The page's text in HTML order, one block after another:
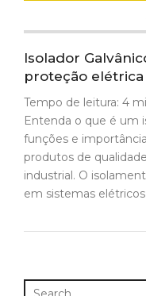
Isolador
proteção
Tempo de leitura: 4
Entenda o que é um
funções e
produtos de
industrial. O
em sistemas elétricos